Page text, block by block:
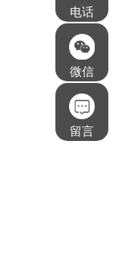
电话
微信
留言